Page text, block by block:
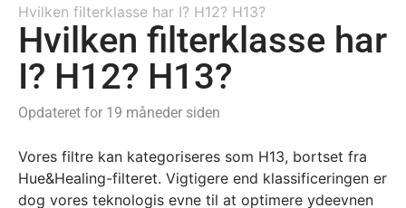
Hvilken filterklasse har I? H12? H13?
Hvilken filterklasse har
I? H12? H13?
Opdateret for 19 måneder siden
Vores filtre kan kategoriseres som H13, bortset fra
Hue&Healing-filteret. Vigtigere end klassificeringen er
dog vores teknologis evne til at optimere ydeevnen